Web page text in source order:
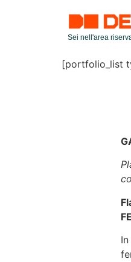
Sei nell'area
[portfolio_list